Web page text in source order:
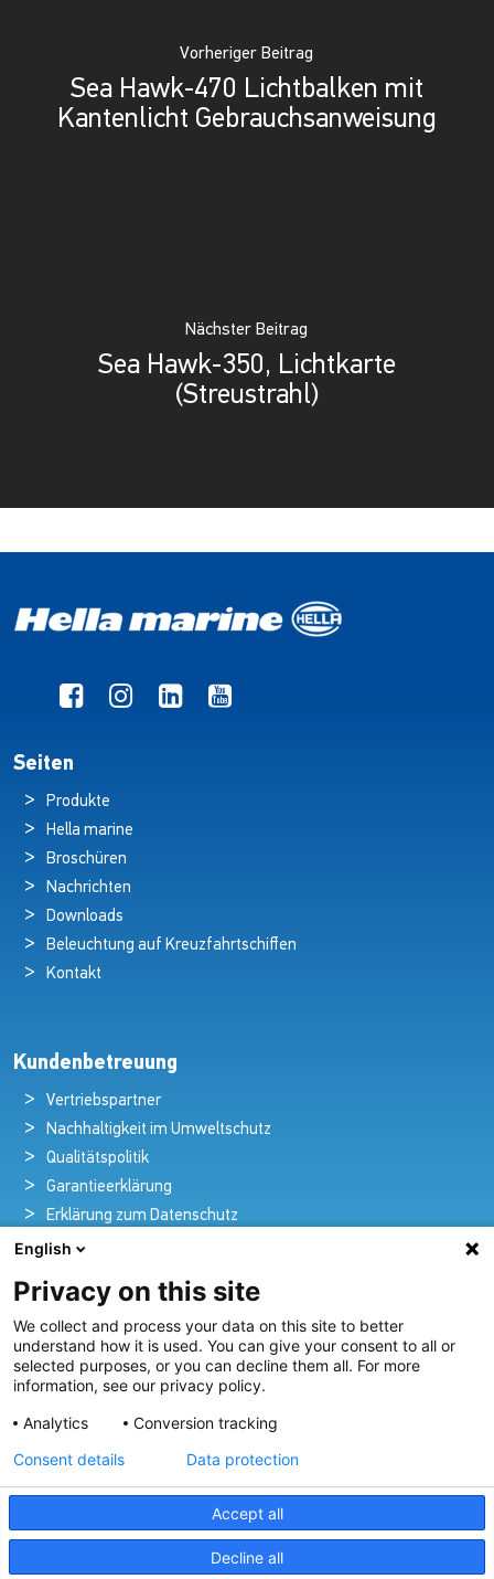
Vorheriger Beitrag
Sea Hawk-470 Lichtbalken mit
Kantenlicht Gebrauchsanweisung
Nächster Beitrag
Sea Hawk-350, Lichtkarte
(Streustrahl)
Seiten
Produkte
Hella marine
Broschüren
Nachrichten
Downloads
Beleuchtung auf Kreuzfahrtschiffen
Kontakt
Kundenbetreuung
Vertriebspartner
Nachhaltigkeit im Umweltschutz
Qualitätspolitik
Garantieerklärung
Erklärung zum Datenschutz
Rechtlicher Hinweis
Pioniere in nautischer Brillanz und Innovation
Seit über 100 Jahren entwickeln und liefern wir mit
Leidenschaft innovative Beleuchtungslösungen für alle
Bereiche der maritimen Industrie.
English
Privacy on this site
We collect and process your data on this site to better
understand how it is used. You can give your consent to all or
selected purposes, or you can decline them all. For more
information, see our privacy policy.
Analytics
Conversion tracking
Accept all
Decline all
Consent details Data protection